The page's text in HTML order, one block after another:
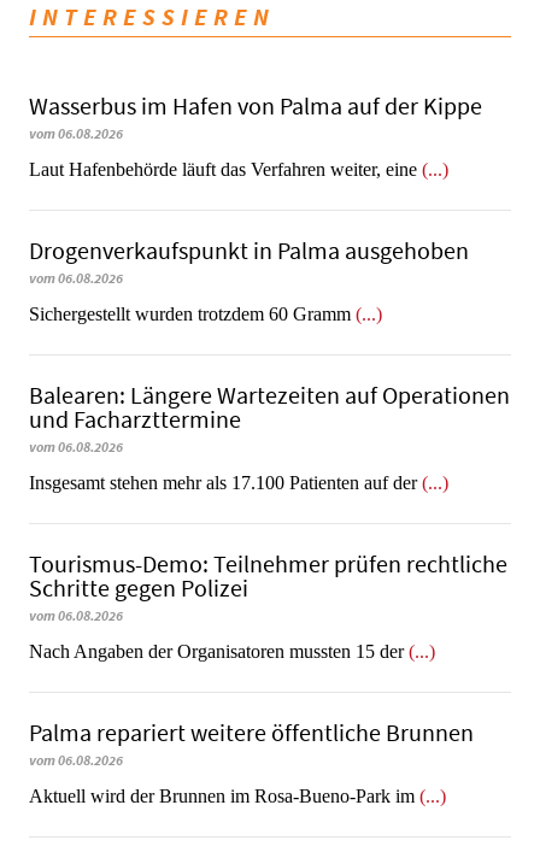
INTERESSIEREN
Wasserbus im Hafen von Palma auf der Kippe
vom 06.08.2026
Laut Hafenbehörde läuft das Verfahren weiter, eine (...)
Dro­gen­ver­kaufs­punkt in Palma ausgehoben
vom 06.08.2026
​​​​​​​Sichergestellt wurden trotzdem 60 Gramm (...)
Balearen: Längere Wartezeiten auf Operationen
und Facharzttermine
vom 06.08.2026
Insgesamt stehen mehr als 17.100 Patienten auf der(...)
Tourismus-Demo: Teilnehmer prüfen rechtliche
Schritte gegen Polizei
vom 06.08.2026
Nach Angaben der Organisatoren mussten 15 der(...)
Palma repariert weitere öffentliche Brunnen
vom 06.08.2026
Aktuell wird der Brunnen im Rosa-Bueno-Park im (...)